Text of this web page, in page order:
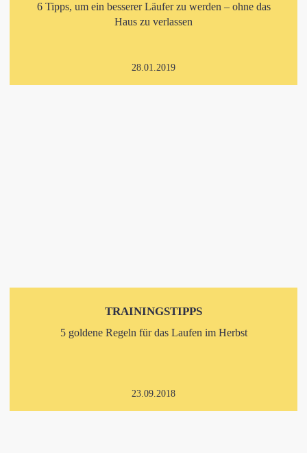
6 Tipps, um ein besserer Läufer zu werden – ohne das
Haus zu verlassen
28.01.2019
TRAININGSTIPPS
5 goldene Regeln für das Laufen im Herbst
23.09.2018